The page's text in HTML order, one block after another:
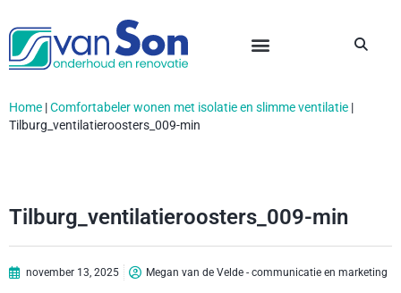
Home |Comfortabeler wonen met isolatie en slimme ventilatie |
Tilburg_ventilatieroosters_009-min
Tilburg_ventilatieroosters_009-min
november 13, 2025 Megan van de Velde - communicatie en marketing